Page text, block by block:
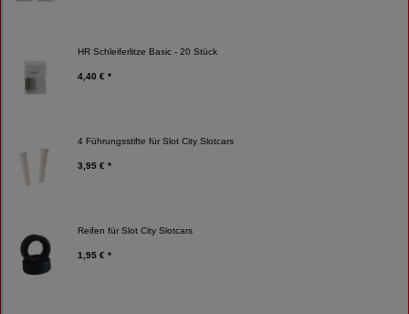
HR Schleiferlitze Basic - 20 Stück
4,40 € *
4 Führungsstifte für Slot City Slotcars
3,95 € *
Reifen für Slot City Slotcars
1,95 € *